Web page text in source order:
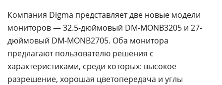
Компания Digma представляет две новые модели
мониторов — 32.5-дюймовый DM-MONB3205 и 27-
дюймовый DM-MONB2705. Оба монитора
предлагают пользователю решения с
характеристиками, среди которых: высокое
разрешение, хорошая цветопередача и углы